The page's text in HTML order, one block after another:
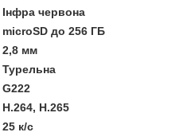
Інфра червона
microSD до 256 ГБ
2,8 мм
Турельна
G222
Н.264, H.265
25 к/с